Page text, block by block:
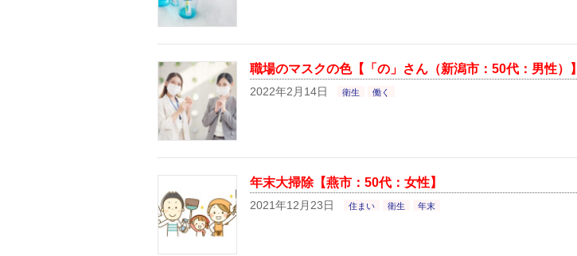
職場のマスクの色【「の」さん（新潟市：50代：男性）】
2022年2月14日 衛生 働く
年末大掃除【燕市：50代：女性】
2021年12月23日 住まい 衛生 年末